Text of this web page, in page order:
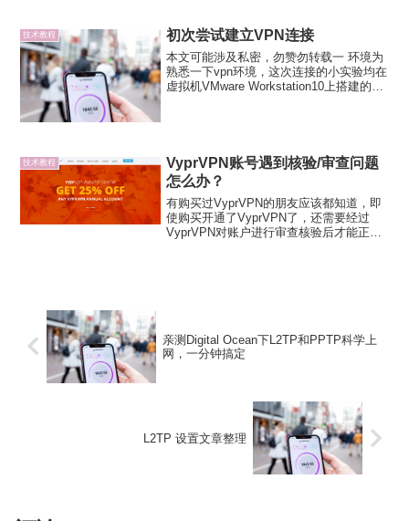
技术教程 初次尝试建立VPN连接
本文可能涉及私密，勿赞勿转载一 环境为
熟悉一下vpn环境，这次连接的小实验均在
虚拟机VMware Workstation10上搭建的环
技术教程
VyprVPN账号遇到核验/审查问题
怎么办？
有购买过VyprVPN的朋友应该都知道，即
使购买开通了VyprVPN了，还需要经过
VyprVPN对账户进行审查核验后才能正式
亲测Digital Ocean下L2TP和PPTP科学上
网，一分钟搞定
L2TP 设置文章整理